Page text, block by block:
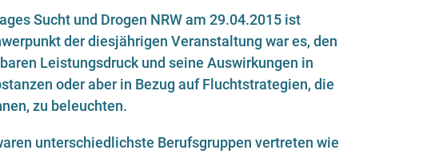
Sucht und Drogen NRW am 29.04.2015 ist
der diesjährigen Veranstaltung war es, den
Leistungsdruck und seine Auswirkungen in
oder aber in Bezug auf Fluchtstrategien, die
zu beleuchten.
unterschiedlichste Berufsgruppen vertreten wie